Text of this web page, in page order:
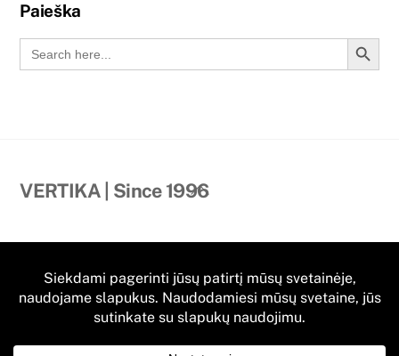
Paieška
Search
for:
Search Button
Back
VERTIKA | Since 1996
Dvaro gatvė 52A, Priekulė II,
Klaipėdos Apskritis, LT-96359 Lietuva
+370 655 31029| info@vertika.lt